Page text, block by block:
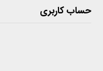
حساب کاربری